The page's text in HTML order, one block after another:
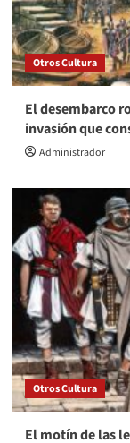
Otros Cultura
El desembarco
invasión que
Administrador
Otros Cultura
El motín de las